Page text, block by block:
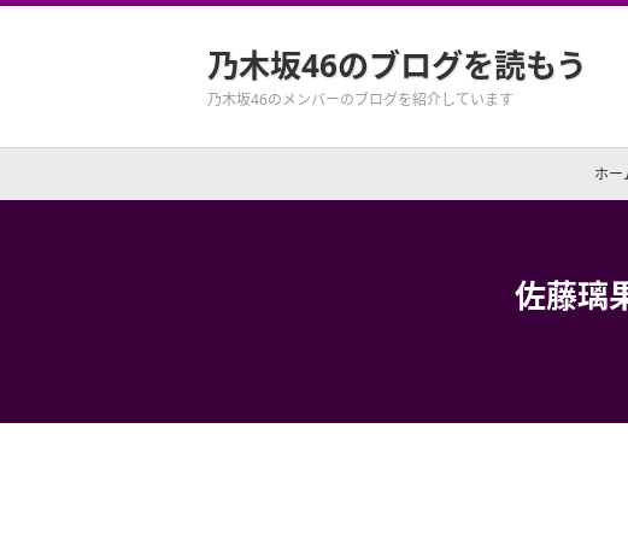
乃木坂46のブログを読もう
乃木坂46のメンバーのブログを紹介しています
ホー
佐藤璃